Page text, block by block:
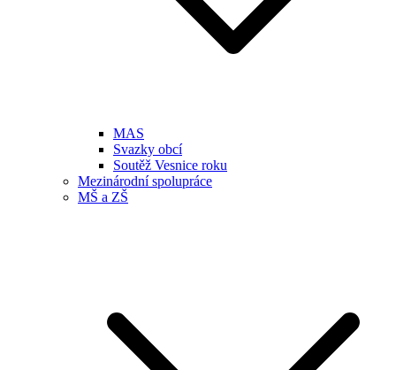
MAS
Svazky obcí
Soutěž Vesnice roku
Mezinárodní spolupráce
MŠ a ZŠ